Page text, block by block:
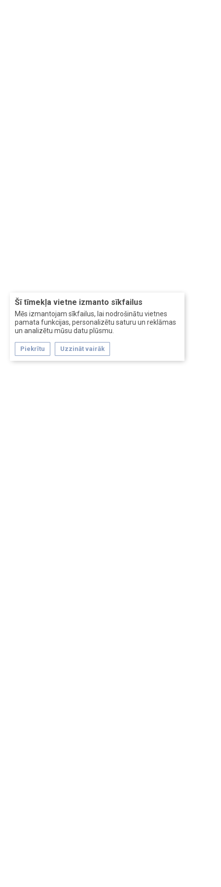
Šī tīmekļa vietne izmanto sīkfailus
Mēs izmantojam sīkfailus, lai nodrošinātu vietnes
pamata funkcijas, personalizētu saturu un reklāmas
un analizētu mūsu datu plūsmu.
Piekrītu Uzzināt vairāk